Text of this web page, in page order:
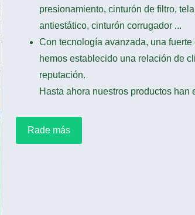
presionamiento, cinturón de filtro,
antiestático, cinturón corrugador ...
Con tecnología avanzada, una
hemos establecido una relación de
reputación.
Hasta ahora nuestros productos han
Rade más